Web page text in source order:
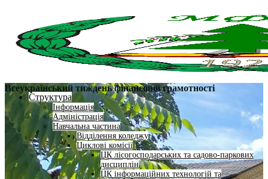
Структура
Інформація
Адміністрація
Навчальна частина
Відділення коледжу
Циклові комісії
ЦК лісогосподарських та садово-паркових
дисциплін
ЦК інформаційних технологій та
Всеукраїнський тиждень фінансової грамотності